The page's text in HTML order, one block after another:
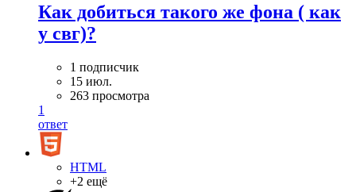
Как добиться такого же фона ( как
у свг)?
1 подписчик
15 июл.
263 просмотра
1
ответ
HTML
+2 ещё